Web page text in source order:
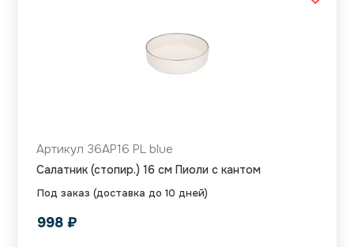
Под заказ (доставка до 10 дней)
Артикул 36AP16 PL blue
Салатник (стопир.) 16 см Пиоли с кантом
998 ₽